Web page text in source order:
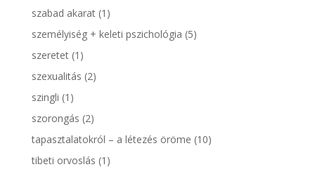
szabad akarat(1)
személyiség + keleti pszichológia (5)
szeretet(1)
szexualitás (2)
szingli (1)
szorongás (2)
tapasztalatokról – a létezés öröme (10)
tibeti orvoslás (1)